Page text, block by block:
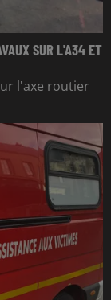
SUR L'A34 ET
l'axe routier